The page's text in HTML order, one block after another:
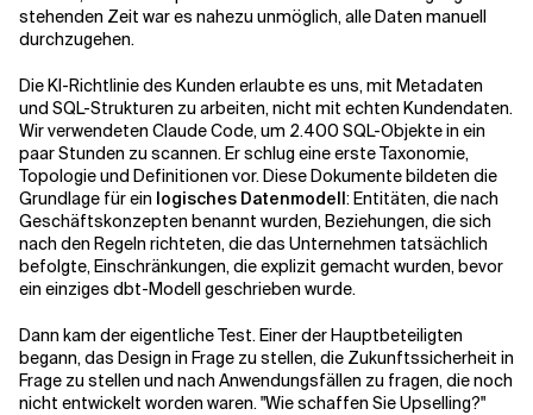
stehenden Zeit war es nahezu unmöglich, alle Daten manuell
durchzugehen.
Die KI-Richtlinie des Kunden erlaubte es uns, mit Metadaten
und SQL-Strukturen zu arbeiten, nicht mit echten Kundendaten.
Wir verwendeten Claude Code, um 2.400 SQL-Objekte in ein
paar Stunden zu scannen. Er schlug eine erste Taxonomie,
Topologie und Definitionen vor. Diese Dokumente bildeten die
Grundlage für ein logisches Datenmodell: Entitäten, die nach
Geschäftskonzepten benannt wurden, Beziehungen, die sich
nach den Regeln richteten, die das Unternehmen tatsächlich
befolgte, Einschränkungen, die explizit gemacht wurden, bevor
ein einziges dbt-Modell geschrieben wurde.
Dann kam der eigentliche Test. Einer der Hauptbeteiligten
begann, das Design in Frage zu stellen, die Zukunftssicherheit in
Frage zu stellen und nach Anwendungsfällen zu fragen, die noch
nicht entwickelt worden waren. "Wie schaffen Sie Upselling?"